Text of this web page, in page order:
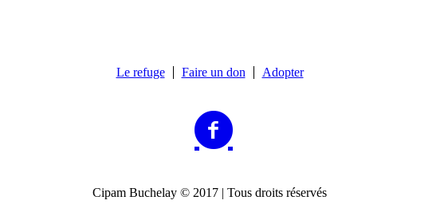
Le refuge Faire un don Adopter
Cipam Buchelay © 2017 | Tous droits réservés